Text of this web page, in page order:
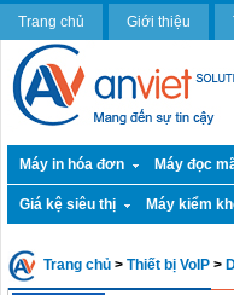
Trang chủ Giới thiệu
Máy in hóa đơn Máy đọc
Giá kệ siêu thị Máy kiểm
Trang chủ > Thiết bị VoIP >